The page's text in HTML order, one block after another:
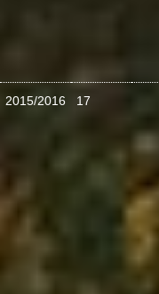
2015/2016 17